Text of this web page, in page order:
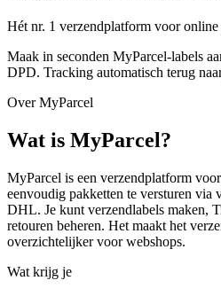
Hét nr. 1 verzendplatform voor online
Maak in seconden MyParcel-labels
DPD. Tracking automatisch terug
Over MyParcel
Wat is MyParcel?
MyParcel is een verzendplatform
eenvoudig pakketten te versturen via
DHL. Je kunt verzendlabels maken,
retouren beheren. Het maakt het
overzichtelijker voor webshops.
Wat krijg je